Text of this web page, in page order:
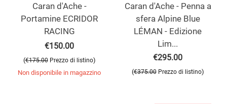
Caran d'Ache -
Portamine ECRIDOR
RACING
€150.00
(€175.00 Prezzo di listino)
Non disponibile in magazzino
Caran d'Ache - Penna a
sfera Alpine Blue
LÉMAN - Edizione
Lim...
€295.00
(€375.00 Prezzo di listino)